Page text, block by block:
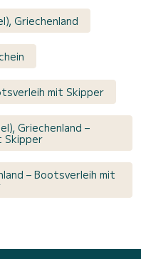
Griechenland
mit Skipper
Griechenland –
Skipper
– Bootsverleih mit